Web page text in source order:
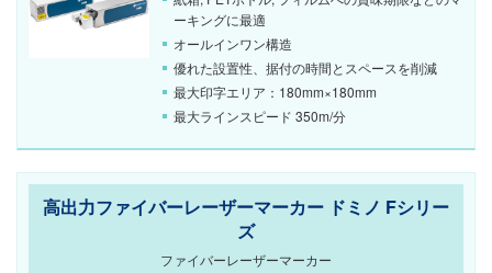
ーキングに最適
オールインワン構造
優れた設置性、据付の時間とスペースを削減
最大印字エリア：180mm×180mm
最大ラインスピード 350m/分
高出力ファイバーレーザーマーカー ドミノ Fシリー
ズ
ファイバーレーザーマーカー